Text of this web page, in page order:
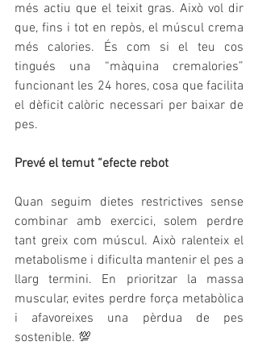
més actiu que el teixit gras. Això vol dir
que, fins i tot en repòs, el múscul crema
més calories. És com si el teu cos
tingués una “màquina cremalories”
funcionant les 24 hores, cosa que facilita
el dèficit calòric necessari per baixar de
pes.
Prevé el temut “efecte rebot
Quan seguim dietes restrictives sense
combinar amb exercici, solem perdre
tant greix com múscul. Això ralenteix el
metabolisme i dificulta mantenir el pes a
llarg termini. En prioritzar la massa
muscular, evites perdre força metabòlica
i afavoreixes una pèrdua de pes
sostenible. 💯